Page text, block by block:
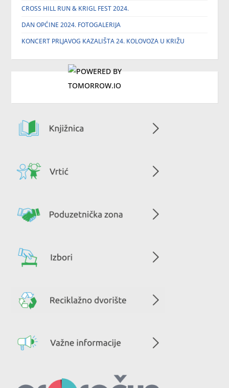
CROSS HILL RUN & KRIGL FEST 2024.
DAN OPĆINE 2024. FOTOGALERIJA
KONCERT PRLJAVOG KAZALIŠTA 24. KOLOVOZA U KRIŽU